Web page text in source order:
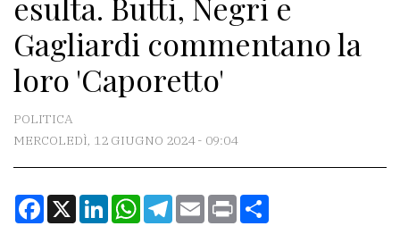
CONTATTI
La
redazione
Per
la
pubblicità
Gagliardi commentano la
loro 'Caporetto'
POLITICA
MERCOLEDÌ, 12 GIUGNO 2024 - 09:04
Facebook
X LinkedInWhatsApp
Telegram
EmailPrint